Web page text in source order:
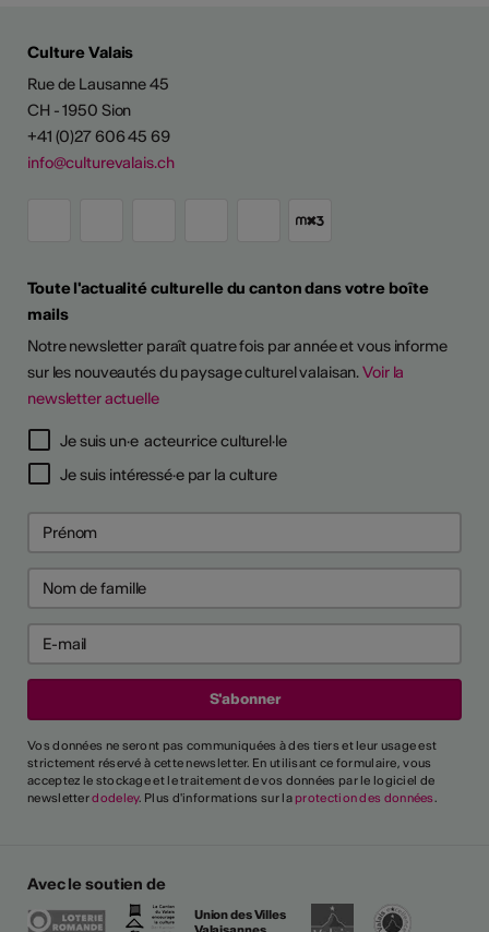
Culture Valais
Rue de Lausanne 45
CH - 1950 Sion
+41 (0)27 606 45 69
info@culturevalais.ch
Toute l'actualité culturelle du canton dans votre boîte
mails
Notre newsletter paraît quatre fois par année et vous informe
sur les nouveautés du paysage culturel valaisan.Voir la
newsletter actuelle
Je suis un·e acteur·rice culturel·le
Je suis intéressé·e par la culture
Vos données ne seront pas communiquées à des tiers et leur usage est
strictement réservé à cette newsletter. En utilisant ce formulaire, vous
acceptez le stockage et le traitement de vos données par le logiciel de
newsletterdodeley. Plus d'informations sur la protection des données.
Avec le soutien de
Union des Villes